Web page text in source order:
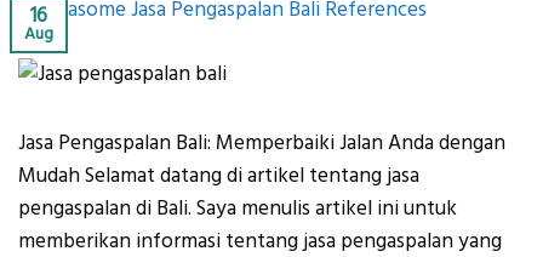
16
Aug
Jasa Pengaspalan Bali: Memperbaiki Jalan Anda dengan
Mudah Selamat datang di artikel tentang jasa
pengaspalan di Bali. Saya menulis artikel ini untuk
memberikan informasi tentang jasa pengaspalan yang